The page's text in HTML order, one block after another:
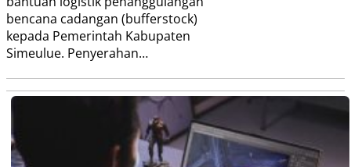
bencana cadangan (bufferstock)
kepada Pemerintah Kabupaten
Simeulue. Penyerahan…